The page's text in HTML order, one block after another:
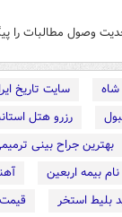
وصول مطالبات را
سایت تاریخ
رزرو هتل
بهترین جراح بینی
بیمه اربعین
بلیط استخر